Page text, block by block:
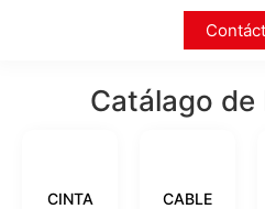
Catálago
CINTA
CABLE